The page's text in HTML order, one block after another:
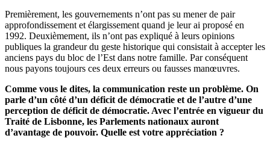
Premièrement, les gouvernements n’ont pas su mener de pair
approfondissement et élargissement quand je leur ai proposé en
1992. Deuxièmement, ils n’ont pas expliqué à leurs opinions
publiques la grandeur du geste historique qui consistait à accepter les
anciens pays du bloc de l’Est dans notre famille. Par conséquent
nous payons toujours ces deux erreurs ou fausses manœuvres.
Comme vous le dites, la communication reste un problème. On
parle d’un côté d’un déficit de démocratie et de l’autre d’une
perception de déficit de démocratie. Avec l’entrée en vigueur du
Traité de Lisbonne, les Parlements nationaux auront
d’avantage de pouvoir. Quelle est votre appréciation ?